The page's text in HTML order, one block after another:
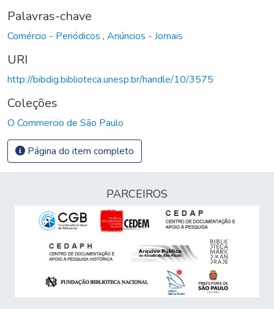
Palavras-chave
Comércio - Periódicos , Anúncios - Jornais
URI
http://bibdig.biblioteca.unesp.br/handle/10/3575
Coleções
O Commercio de São Paulo
Página do item completo
PARCEIROS